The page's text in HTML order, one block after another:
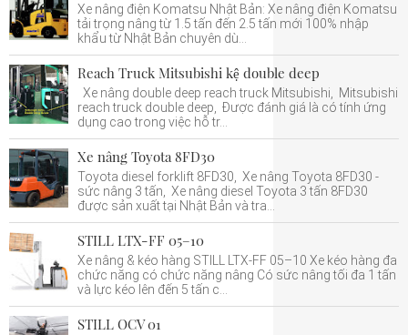
Xe nâng điện Komatsu Nhật Bản: Xe nâng điện Komatsu
tải trọng nâng từ 1.5 tấn đến 2.5 tấn mới 100% nhập
khẩu từ Nhật Bản chuyên dù...
Reach Truck Mitsubishi kệ double deep
Xe nâng double deep reach truck Mitsubishi, Mitsubishi
reach truck double deep, Được đánh giá là có tính ứng
dụng cao trong việc hỗ tr...
Xe nâng Toyota 8FD30
Toyota diesel forklift 8FD30, Xe nâng Toyota 8FD30 -
sức nâng 3 tấn, Xe nâng diesel Toyota 3 tấn 8FD30
được sản xuất tại Nhật Bản và tra...
STILL LTX-FF 05–10
Xe nâng & kéo hàng STILL LTX-FF 05–10 Xe kéo hàng đa
chức năng có chức năng nâng Có sức nâng tối đa 1 tấn
và lực kéo lên đến 5 tấn c...
STILL OCV 01